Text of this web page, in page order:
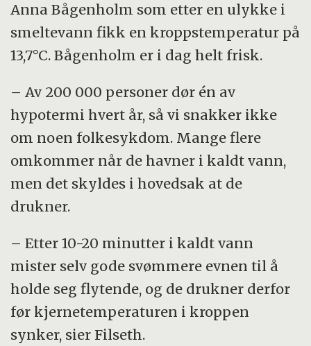
Anna Bågenholm som etter en ulykke i
smeltevann fikk en kroppstemperatur på
13,7°C. Bågenholm er i dag helt frisk.
– Av 200 000 personer dør én av
hypotermi hvert år, så vi snakker ikke
om noen folkesykdom. Mange flere
omkommer når de havner i kaldt vann,
men det skyldes i hovedsak at de
drukner.
– Etter 10-20 minutter i kaldt vann
mister selv gode svømmere evnen til å
holde seg flytende, og de drukner derfor
før kjernetemperaturen i kroppen
synker, sier Filseth.